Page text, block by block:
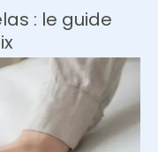
: le guide